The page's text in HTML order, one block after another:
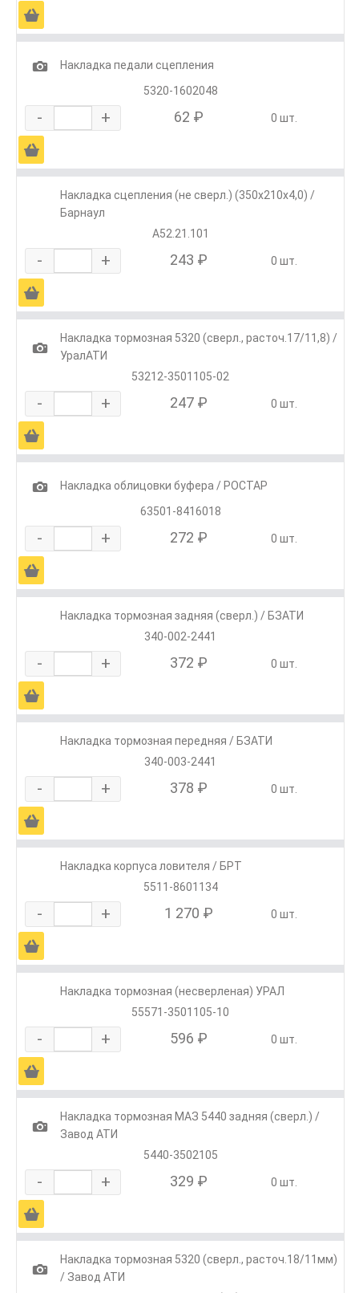
Ä
1
Накладка педали сцепления
5320-1602048
- + 62 ₽ 0 шт.
Ä
Накладка сцепления (не сверл.) (350х210х4,0) /
Барнаул
A52.21.101
- + 243 ₽ 0 шт.
Ä
1
Накладка тормозная 5320 (сверл., расточ.17/11,8) /
УралАТИ
53212-3501105-02
- + 247 ₽ 0 шт.
Ä
1
Накладка облицовки буфера / РОСТАР
63501-8416018
- + 272 ₽ 0 шт.
Ä
Накладка тормозная задняя (сверл.) / БЗАТИ
340-002-2441
- + 372 ₽ 0 шт.
Ä
Накладка тормозная передняя / БЗАТИ
340-003-2441
- + 378 ₽ 0 шт.
Ä
Накладка корпуса ловителя / БРТ
5511-8601134
- + 1 270 ₽ 0 шт.
Ä
Накладка тормозная (несверленая) УРАЛ
55571-3501105-10
- + 596 ₽ 0 шт.
Ä
1
Накладка тормозная МАЗ 5440 задняя (сверл.) /
Завод АТИ
5440-3502105
- + 329 ₽ 0 шт.
Ä
1
Накладка тормозная 5320 (сверл., расточ.18/11мм)
/ Завод АТИ